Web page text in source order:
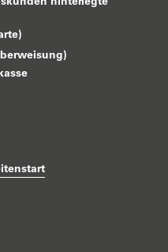
hinterlegte